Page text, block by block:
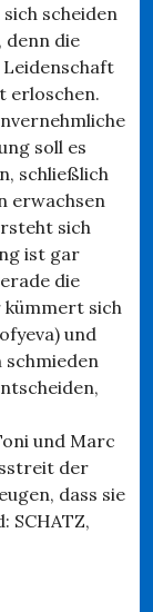
scheiden
denn die
erloschen.
soll es
schließlich
erwachsen
sich
ist gar
die
kümmert sich
und
schmieden
und Marc
der
dass sie
SCHATZ,